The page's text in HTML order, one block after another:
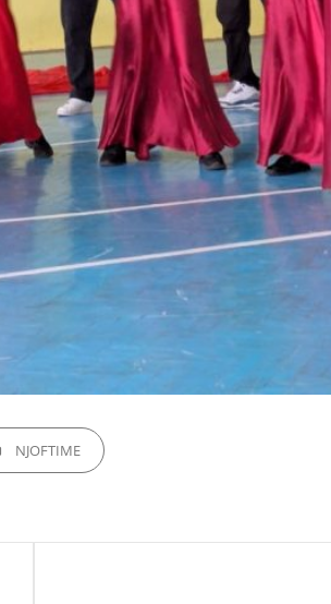
NJOFTIME